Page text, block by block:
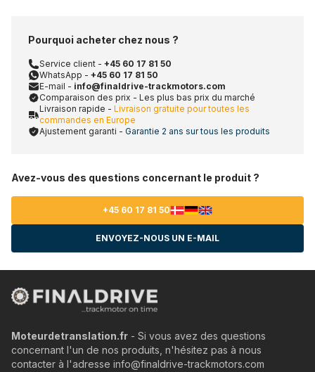
Pourquoi acheter chez nous ?
Service client - +45 60 17 81 50
WhatsApp - +45 60 17 81 50
E-mail - info@finaldrive-trackmotors.com
Comparaison des prix - Les plus bas prix du marché
Livraison rapide - Livraison gratuite pour toutes les
commandes en Europe
Ajustement garanti - Garantie 2 ans sur tous les produits
Avez-vous des questions concernant le produit ?
+45 60 17 81 50
ENVOYEZ-NOUS UN E-MAIL
Moteurdetranslation.fr - Si vous avez des questions
concernant l'un de nos produits, n'hésitez pas à nous
contacter à l'adresse info@finaldrive-trackmotors.com